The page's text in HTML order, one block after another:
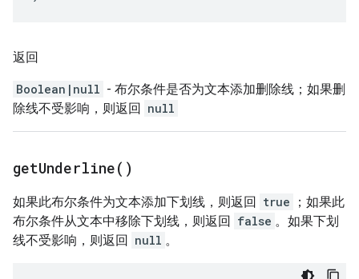
返回
Boolean|null - 布尔条件是否为文本添加删除线；如果删
除线不受影响，则返回 null
getUnderline( )
如果此布尔条件为文本添加下划线，则返回 true
；如果此
布尔条件从文本中移除下划线，则返回 false 。如果下划
线不受影响，则返回 null 。